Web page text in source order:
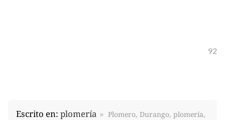
92
Escrito en: plomería
Plomero, Durango, plomería,